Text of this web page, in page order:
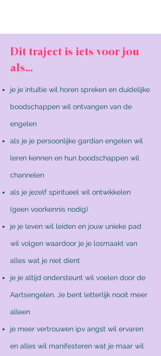
Dit traject is iets voor jou
als...
je je intuïtie wil horen spreken en duidelijke
boodschappen wil ontvangen van de
engelen
als je je persoonlijke gardian engelen wil
leren kennen en hun boodschappen wil
channelen
als je jezelf spiritueel wil ontwikkelen
(geen voorkennis nodig)
je je leven wil leiden en jouw unieke pad
wil volgen waardoor je je losmaakt van
alles wat je niet dient
je je altijd ondersteunt wil voelen door de
Aartsengelen. Je bent letterlijk nooit meer
alleen
je meer vertrouwen ipv angst wil ervaren
en alles wil manifesteren wat je maar wil